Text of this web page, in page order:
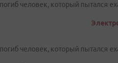
человек, который пытался
человек, который пытался